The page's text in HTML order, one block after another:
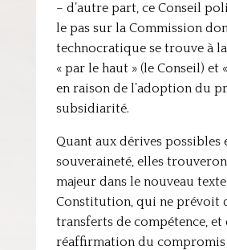
– d’autre part, ce Conseil
le pas sur la Commission
technocratique se trouve à
« par le haut » (le Conseil) et
en raison de l’adoption du
subsidiarité.
Quant aux dérives possibles
souveraineté, elles
majeur dans le nouveau
Constitution, qui ne prévoit
transferts de compétence, et
réaffirmation du compromis